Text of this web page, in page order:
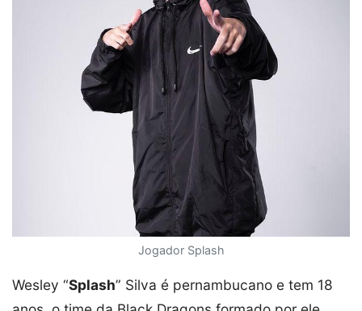
Jogador Splash
Wesley “Splash” Silva é pernambucano e tem 18